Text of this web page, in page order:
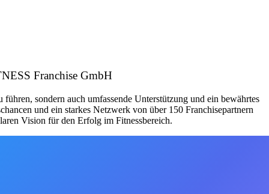
Franchise GmbH
sondern auch umfassende Unterstützung und ein bewährtes
und ein starkes Netzwerk von über 150 Franchisepartnern
Vision für den Erfolg im Fitnessbereich.